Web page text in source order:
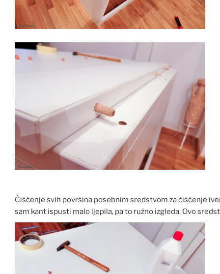
Čišćenje svih površina posebnim sredstvom za čišćenje
sam kant ispusti malo ljepila, pa to ružno izgleda. Ovo